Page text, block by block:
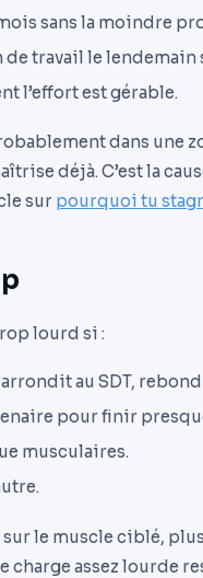
sans la moindre
de travail le
l’effort est gérable.
dans une
déjà. C’est la
sur pourquoi tu
lourd si :
au SDT,
pour finir
musculaires.
le muscle ciblé,
charge assez lourde